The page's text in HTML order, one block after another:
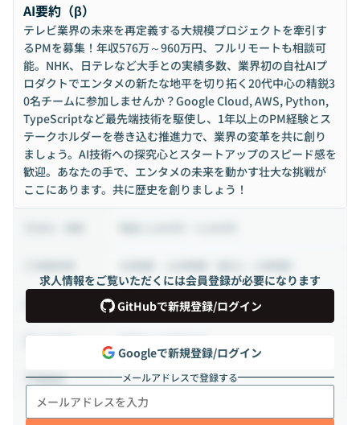
AI要約（β）
テレビ業界の未来を再定義する大規模プロジェクトを牽引す
るPMを募集！年収576万～960万円、フルリモートも相談可
能。NHK、日テレなど大手との実績多数、業界初の自社AIプ
ロダクトでエンタメの新たな地平を切り拓く20代中心の精鋭3
0名チームに参加しませんか？Google Cloud, AWS, Python,
TypeScriptなど最先端技術を駆使し、1年以上のPM経験とス
テークホルダーを巻き込む推進力で、業界の変革を共に創り
ましょう。AI技術への探究心とスタートアップのスピード感を
歓迎。あなたの手で、エンタメの未来を動かす壮大な挑戦が
ここにあります。共に歴史を創りましょう！
求人情報をご覧いただくには会員登録が必要になります
GitHubで新規登録/ログイン
Googleで新規登録/ログイン
メールアドレスで登録する
業務委託
勤務地 -